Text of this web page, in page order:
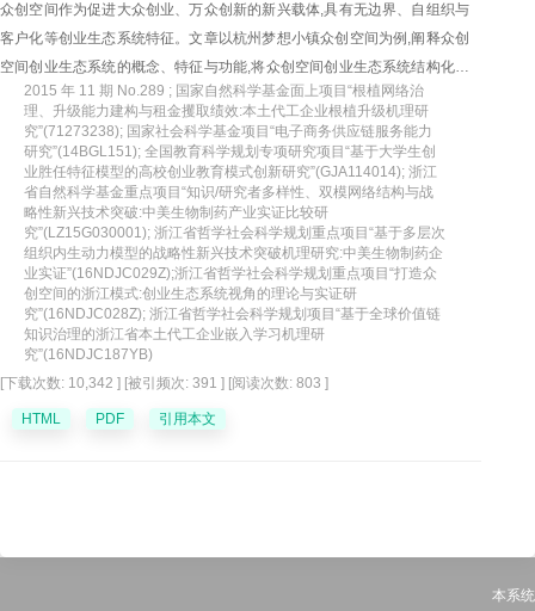
众创空间作为促进大众创业、万众创新的新兴载体,具有无边界、自组织与
客户化等创业生态系统特征。文章以杭州梦想小镇众创空间为例,阐释众创
空间创业生态系统的概念、特征与功能,将众创空间创业生态系统结构化为
众创精神、创客生态圈、资源生态圈以及基础平台与创业政策等四个维度,
分析了众创空间创业生态系统的生态系统代谢、多层次创业网络嵌套、异
构创业资源整合、创业能力建构以及用户价值创造等五个核心机制。基于
众创空间创业生态系统的特征、结构与机制,分析众创空间绩效提升路径,并
从众创空间层面和政府创业政策层面,提出众创空间建设的策略选择与政策
安排。
2015 年 11 期 No.289 ; 国家自然科学基金面上项目“根植网络治
理、升级能力建构与租金攫取绩效:本土代工企业根植升级机理研
究”(71273238); 国家社会科学基金项目“电子商务供应链服务能力
研究”(14BGL151); 全国教育科学规划专项研究项目“基于大学生创
业胜任特征模型的高校创业教育模式创新研究”(GJA114014); 浙江
省自然科学基金重点项目“知识/研究者多样性、双模网络结构与战
略性新兴技术突破:中美生物制药产业实证比较研
究”(LZ15G030001); 浙江省哲学社会科学规划重点项目“基于多层次
组织内生动力模型的战略性新兴技术突破机理研究:中美生物制药企
业实证”(16NDJC029Z);浙江省哲学社会科学规划重点项目“打造众
创空间的浙江模式:创业生态系统视角的理论与实证研
究”(16NDJC028Z); 浙江省哲学社会科学规划项目“基于全球价值链
知识治理的浙江省本土代工企业嵌入学习机理研
究”(16NDJC187YB)
[下载次数: 10,342 ] [被引频次: 391 ] [阅读次数: 803 ]
HTML PDF 引用本文
本系